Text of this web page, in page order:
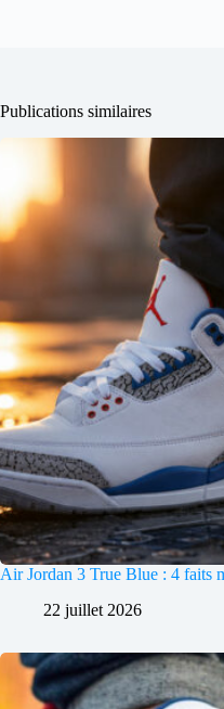
Publications similaires
Air Jordan 3 True Blue : 4 faits
22 juillet 2026